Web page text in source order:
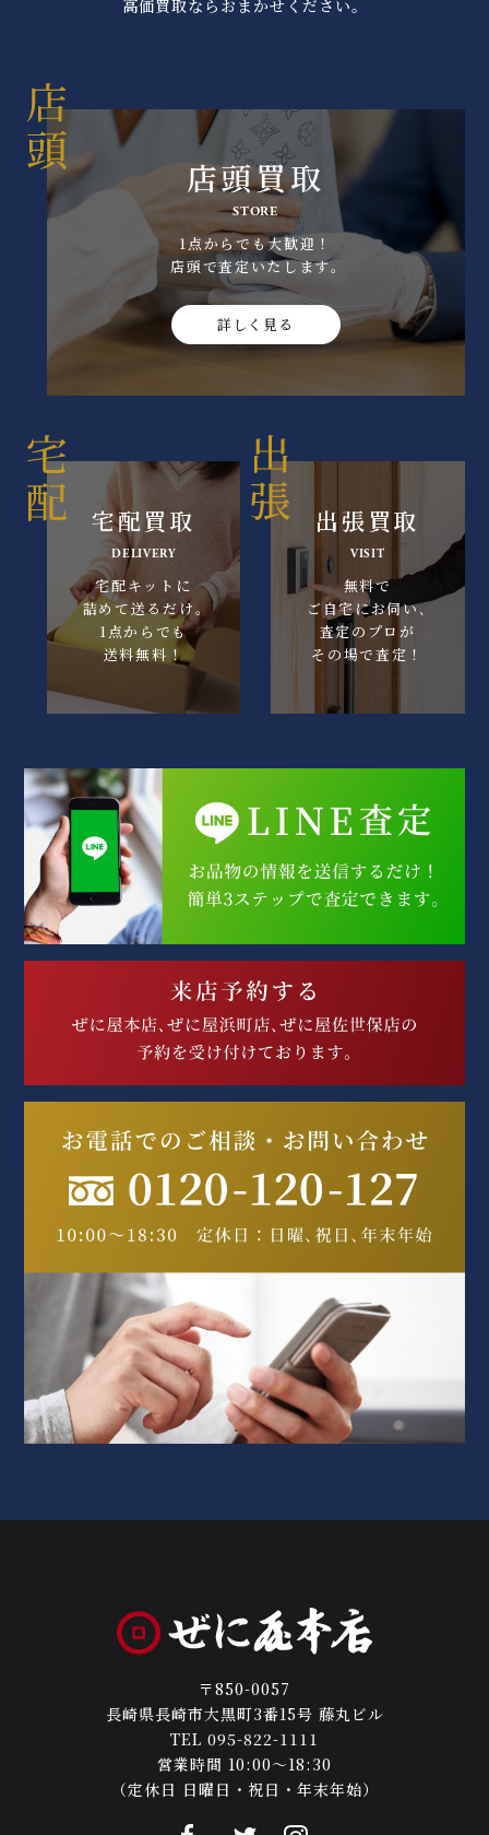
高価買取ならおまかせください。
店頭買取
STORE
1点からでも大歓迎！
店頭で査定いたします｡
詳しく見る
宅配買取
DELIVERY
宅配キットに
詰めて送るだけ｡
1点からでも
送料無料！
出張買取
VISIT
無料で
ご自宅にお伺い､
査定のプロが
その場で査定！
〒850-0057
長崎県長崎市大黒町3番15号 藤丸ビル
TEL 095-822-1111
営業時間 10:00～18:30
（定休日 日曜日・祝日・年末年始）